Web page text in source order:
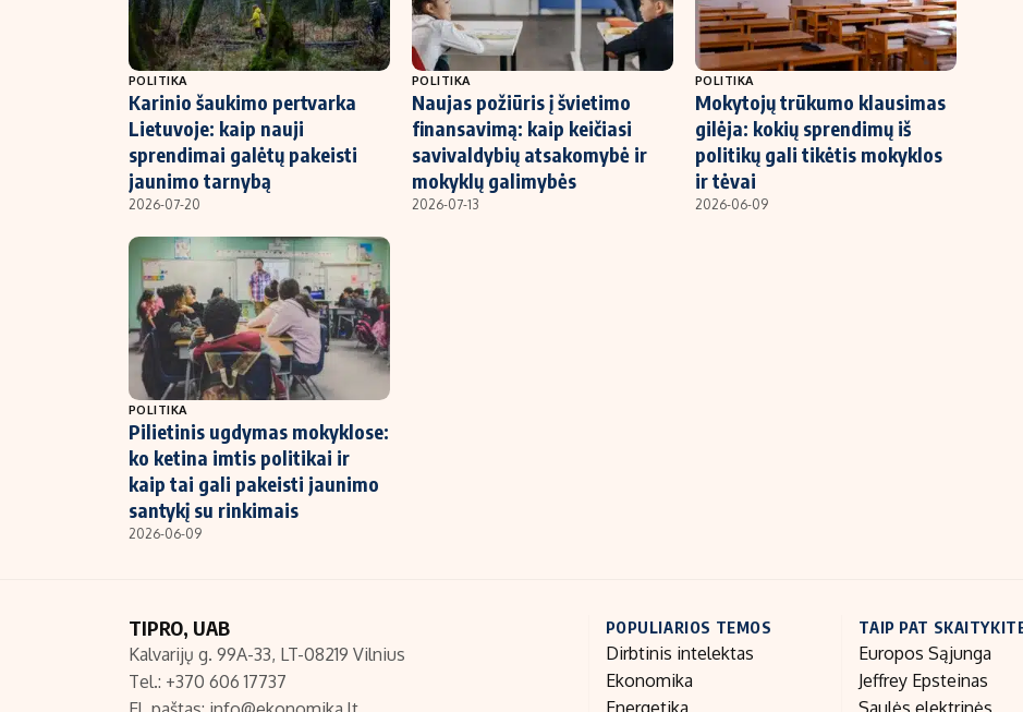
POLITIKA
Karinio šaukimo pertvarka
Lietuvoje: kaip nauji
sprendimai galėtų pakeisti
jaunimo tarnybą
2026-07-20
POLITIKA
Naujas požiūris į švietimo
finansavimą: kaip keičiasi
savivaldybių atsakomybė ir
mokyklų galimybės
2026-07-13
POLITIKA
Mokytojų trūkumo klausimas
gilėja: kokių sprendimų iš
politikų gali tikėtis mokyklos
ir tėvai
2026-06-09
POLITIKA
Pilietinis ugdymas mokyklose:
ko ketina imtis politikai ir
kaip tai gali pakeisti jaunimo
santykį su rinkimais
2026-06-09
TIPRO, UAB
Kalvarijų g. 99A-33, LT-08219 Vilnius
Tel.: +370 606 17737
POPULIARIOS TEMOS
Dirbtinis intelektas
Ekonomika
TAIP PAT
Europos Sąjunga
Jeffrey Epsteinas